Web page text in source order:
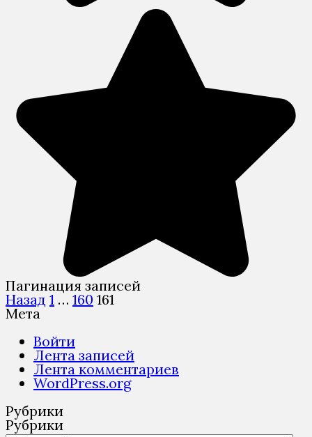
Пагинация записей
Назад 1 … 160 161
Мета
Войти
Лента записей
Лента комментариев
WordPress.org
Рубрики
Рубрики